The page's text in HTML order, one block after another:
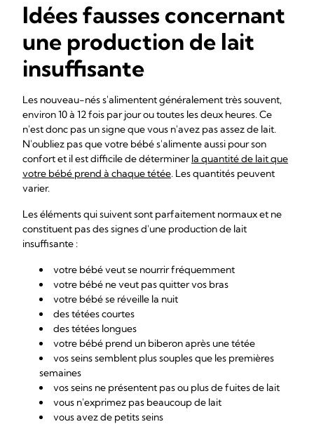
Idées fausses concernant
une production de lait
insuffisante
Les nouveau-nés s'alimentent généralement très souvent,
environ 10 à 12 fois par jour ou toutes les deux heures. Ce
n'est donc pas un signe que vous n'avez pas assez de lait.
N'oubliez pas que votre bébé s'alimente aussi pour son
confort et il est difficile de déterminerla quantité de lait que
votre bébé prend à chaque tétée. Les quantités peuvent
varier.
Les éléments qui suivent sont parfaitement normaux et ne
constituent pas des signes d'une production de lait
insuffisante :
votre bébé veut se nourrir fréquemment
votre bébé ne veut pas quitter vos bras
votre bébé se réveille la nuit
des tétées courtes
des tétées longues
votre bébé prend un biberon après une tétée
vos seins semblent plus souples que les premières
semaines
vos seins ne présentent pas ou plus de fuites de lait
vous n'exprimez pas beaucoup de lait
vous avez de petits seins